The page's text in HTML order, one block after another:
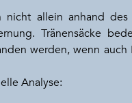
allein anhand
Tränensäcke
werden, wenn
Analyse: